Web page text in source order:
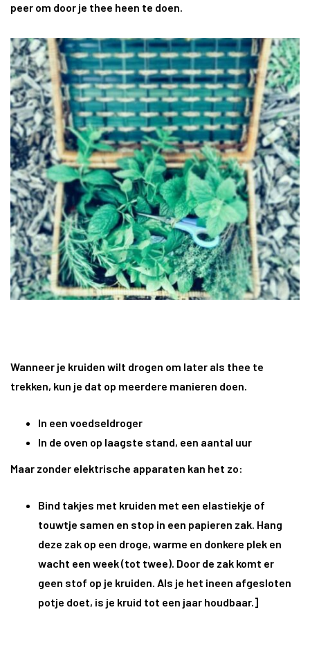
peer om door je thee heen te doen.
Wanneer je kruiden wilt drogen om later als thee te
trekken, kun je dat op meerdere manieren doen.
In een voedseldroger
In de oven op laagste stand, een aantal uur
Maar zonder elektrische apparaten kan het zo:
Bind takjes met kruiden met een elastiekje of
touwtje samen en stop in een papieren zak. Hang
deze zak op een droge, warme en donkere plek en
wacht een week (tot twee). Door de zak komt er
geen stof op je kruiden. Als je het ineen afgesloten
potje doet, is je kruid tot een jaar houdbaar.]